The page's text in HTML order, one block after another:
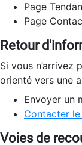
Page
Page
Retour
Si vous
orienté vers une
Envoyer un
Contacter
Voies de